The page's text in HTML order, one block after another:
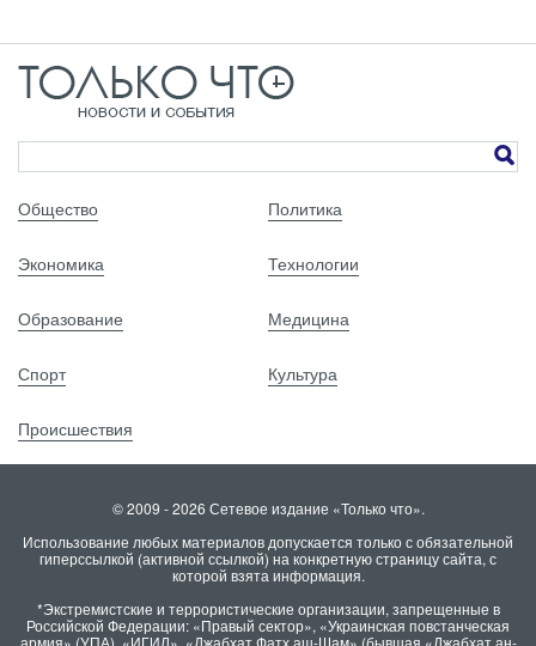
Общество Политика
Экономика Технологии
Образование Медицина
Спорт Культура
Происшествия
© 2009 - 2026 Сетевое издание «Только что».
Использование любых материалов допускается только с обязательной
гиперссылкой (активной ссылкой) на конкретную страницу сайта, с
которой взята информация.
*Экстремистские и террористические организации, запрещенные в
Российской Федерации: «Правый сектор», «Украинская повстанческая
армия» (УПА), «ИГИЛ», «Джабхат Фатх аш-Шам» (бывшая «Джабхат ан-